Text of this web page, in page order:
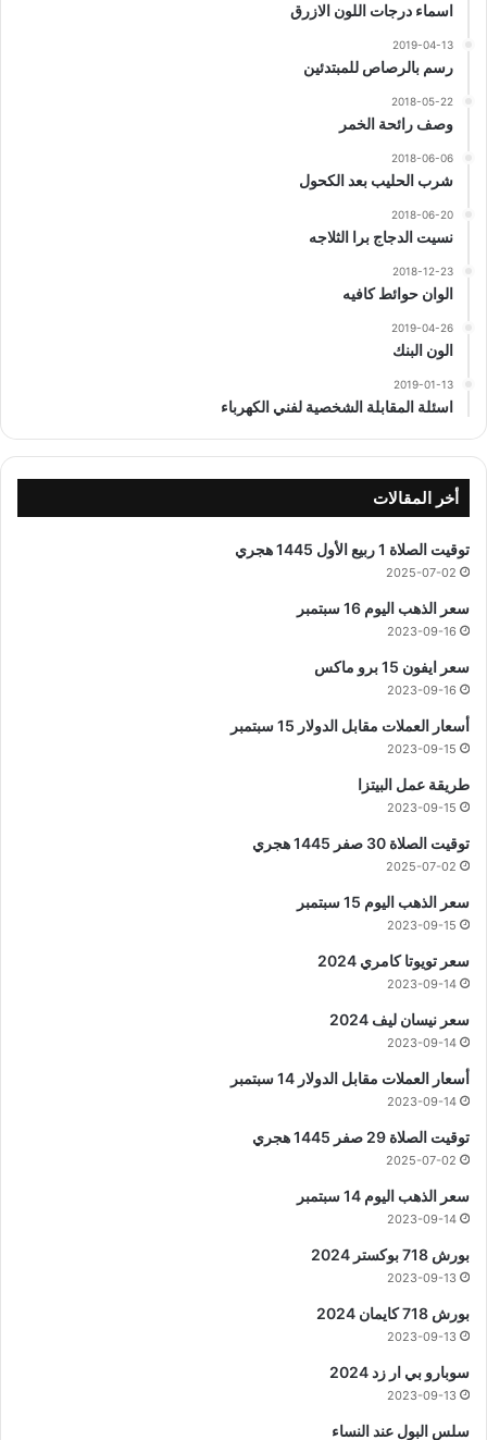
اسماء درجات اللون الازرق
2019-04-13
رسم بالرصاص للمبتدئين
2018-05-22
وصف رائحة الخمر
2018-06-06
شرب الحليب بعد الكحول
2018-06-20
نسيت الدجاج برا الثلاجه
2018-12-23
الوان حوائط كافيه
2019-04-26
الون البنك
2019-01-13
اسئلة المقابلة الشخصية لفني الكهرباء
أخر المقالات
توقيت الصلاة 1 ربيع الأول 1445 هجري
2025-07-02
سعر الذهب اليوم 16 سبتمبر
2023-09-16
سعر ايفون 15 برو ماكس
2023-09-16
أسعار العملات مقابل الدولار 15 سبتمبر
2023-09-15
طريقة عمل البيتزا
2023-09-15
توقيت الصلاة 30 صفر 1445 هجري
2025-07-02
سعر الذهب اليوم 15 سبتمبر
2023-09-15
سعر تويوتا كامري 2024
2023-09-14
سعر نيسان ليف 2024
2023-09-14
أسعار العملات مقابل الدولار 14 سبتمبر
2023-09-14
توقيت الصلاة 29 صفر 1445 هجري
2025-07-02
سعر الذهب اليوم 14 سبتمبر
2023-09-14
بورش 718 بوكستر 2024
2023-09-13
بورش 718 كايمان 2024
2023-09-13
سوبارو بي ار زد 2024
2023-09-13
سلس البول عند النساء